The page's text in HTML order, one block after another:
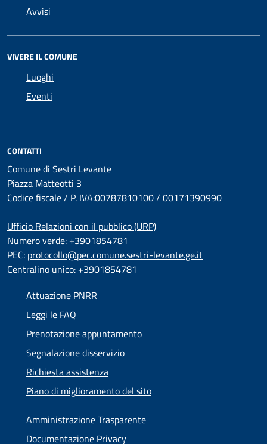
Avvisi
VIVERE IL COMUNE
Luoghi
Eventi
CONTATTI
Comune di Sestri Levante
Piazza Matteotti 3
Codice fiscale / P. IVA:00787810100 / 00171390990
Ufficio Relazioni con il pubblico (URP)
Numero verde: +3901854781
PEC: protocollo@pec.comune.sestri-levante.ge.it
Centralino unico: +3901854781
Attuazione PNRR
Leggi le FAQ
Prenotazione appuntamento
Segnalazione disservizio
Richiesta assistenza
Piano di miglioramento del sito
Amministrazione Trasparente
Documentazione Privacy